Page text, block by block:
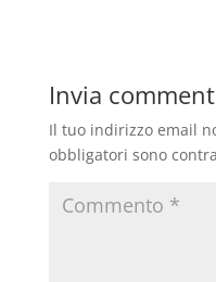
Invia
Il tuo indirizzo email
obbligatori sono